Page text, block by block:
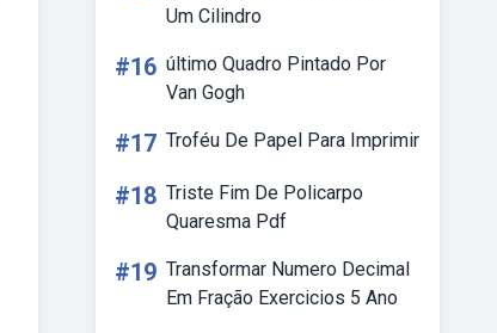
Um Cilindro
#16 último Quadro Pintado Por
Van Gogh
#17 Troféu De Papel Para Imprimir
#18 Triste Fim De Policarpo
Quaresma Pdf
#19 Transformar Numero Decimal
Em Fração Exercicios 5 Ano